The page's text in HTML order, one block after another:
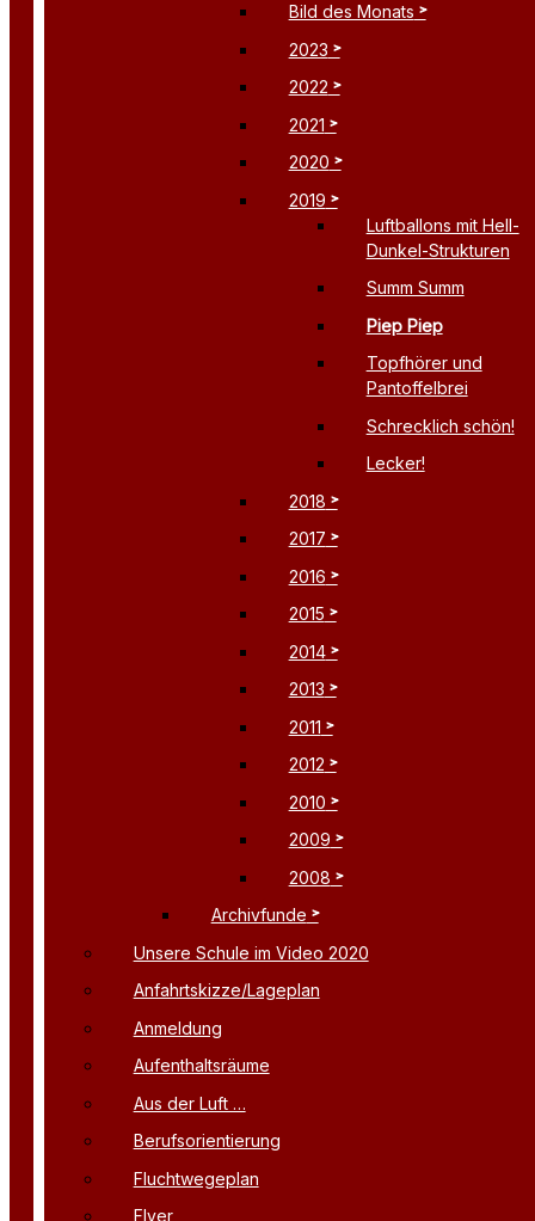
Bild des Monats
2023
2022
2021
2020
2019
Luftballons mit Hell-
Dunkel-Strukturen
Summ Summ
Piep Piep
Topfhörer und
Pantoffelbrei
Schrecklich schön!
Lecker!
2018
2017
2016
2015
2014
2013
2011
2012
2010
2009
2008
Archivfunde
Unsere Schule im Video 2020
Anfahrtskizze/Lageplan
Anmeldung
Aufenthaltsräume
Aus der Luft …
Berufsorientierung
Fluchtwegeplan
Flyer